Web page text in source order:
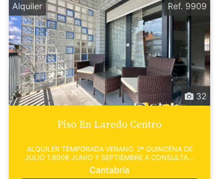
Alquiler
32
Ref. 9909
Piso En Laredo Centro
ALQUILER TEMPORADA VERANO. 2ª QUINCENA DE
JULIO 1.800€ JUNIO Y SEPTIEMBRE A CONSULTAR.
Inmobiliaria...
Cantabria